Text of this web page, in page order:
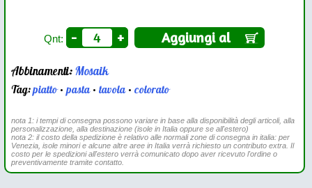
Qnt: - + Aggiungi al
Abbinamenti:Mosaik
Tag:piatto•pasta•tavola•colorato
nota 1: i tempi di consegna possono variare in base alla disponibilità degli articoli, alla
personalizzazione, alla destinazione (isole in Italia oppure se all'estero)
nota 2: il costo della spedizione è relativo alle normali zone di consegna in italia: per
Venezia, isole minori e alcune altre aree in Italia verrà richiesto un contributo extra. Il
costo per le spedizioni all'estero verrà comunicato dopo aver ricevuto l'ordine o
preventivamente tramite contatto.